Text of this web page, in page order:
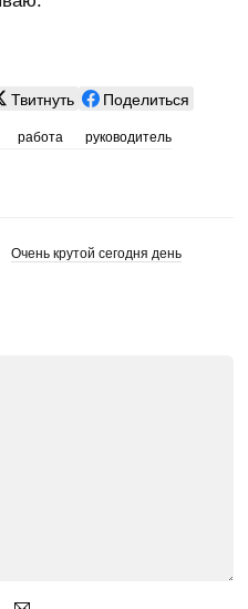
Твитнуть Поделиться
работа руководитель
Очень крутой сегодня день